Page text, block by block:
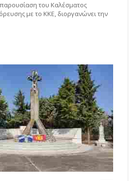
του Καλέσματος
με το ΚΚΕ, διοργανώνει την